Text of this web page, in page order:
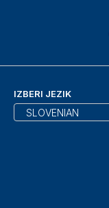
IZBERI JEZIK